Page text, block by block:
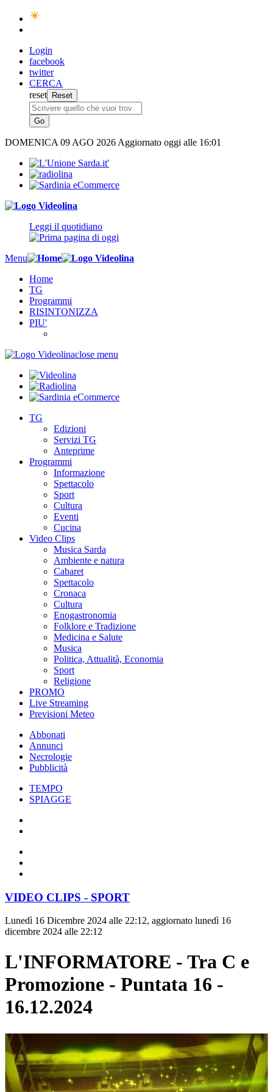
Login
facebook
twitter
CERCA
reset
DOMENICA 09 AGO 2026 Aggiornato oggi alle 16:01
Leggi il quotidiano
Menu
Home
TG
Programmi
RISINTONIZZA
PIU'
close menu
TG
Edizioni
Servizi TG
Anteprime
Programmi
Informazione
Spettacolo
Sport
Cultura
Eventi
Cucina
Video Clips
Musica Sarda
Ambiente e natura
Cabaret
Spettacolo
Cronaca
Cultura
Enogastronomia
Folklore e Tradizione
Medicina e Salute
Musica
Politica, Attualità, Economia
Sport
Religione
PROMO
Live Streaming
Previsioni Meteo
Abbonati
Annunci
Necrologie
Pubblicità
TEMPO
SPIAGGE
VIDEO CLIPS - SPORT
Lunedì 16 Dicembre 2024 alle 22:12, aggiornato lunedì 16
dicembre 2024 alle 22:12
L'INFORMATORE - Tra C e
Promozione - Puntata 16 -
16.12.2024